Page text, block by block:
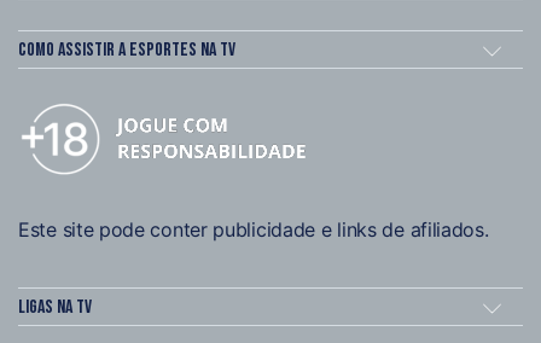
Como assistir a esportes na TV
Este site pode conter publicidade e links de afiliados.
Ligas na TV